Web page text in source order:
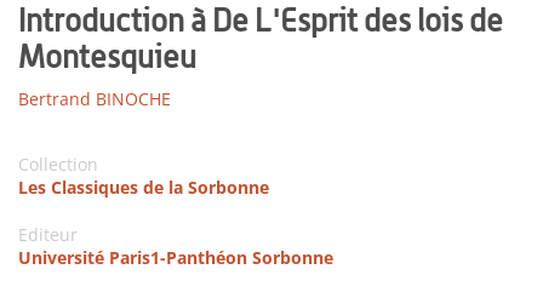
Introduction à De L'Esprit des lois de
Montesquieu
Bertrand BINOCHE
Collection
Les Classiques de la Sorbonne
Editeur
Université Paris1-Panthéon Sorbonne